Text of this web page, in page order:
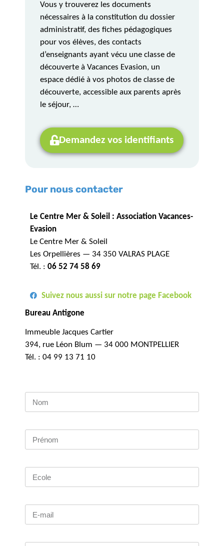
Vous y trouverez les documents
nécessaires à la constitution du dossier
administratif, des fiches pédagogiques
pour vos élèves, des contacts
d’enseignants ayant vécu une classe de
découverte à Vacances Evasion, un
espace dédié à vos photos de classe de
découverte, accessible aux parents après
le séjour, …
Demandez vos identifiants
Pour nous contacter
Le Centre Mer & Soleil : Association Vacances-
Evasion
Le Centre Mer & Soleil
Les Orpellières — 34 350 VALRAS PLAGE
Tél. : 06 52 74 58 69
Suivez nous aussi sur notre page Facebook
Bureau Antigone
Immeuble Jacques Cartier
394, rue Léon Blum — 34 000 MONTPELLIER
Tél. : 04 99 13 71 10